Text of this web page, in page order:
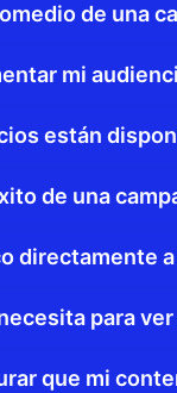
de una
mi
están
de una
directamente
para
que mi